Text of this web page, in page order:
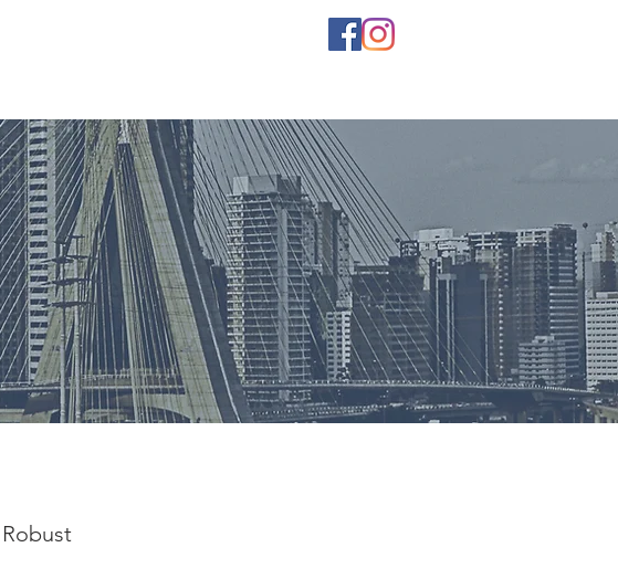
Robust